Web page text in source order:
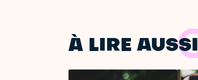
À LIRE AUSSI